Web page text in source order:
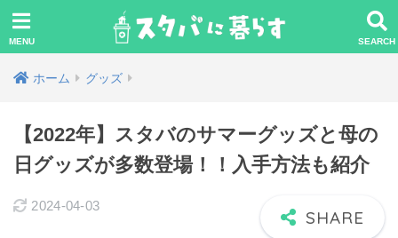
ホーム グッズ
【2022年】スタバのサマーグッズと母の
日グッズが多数登場！！入手方法も紹介
2024-04-03